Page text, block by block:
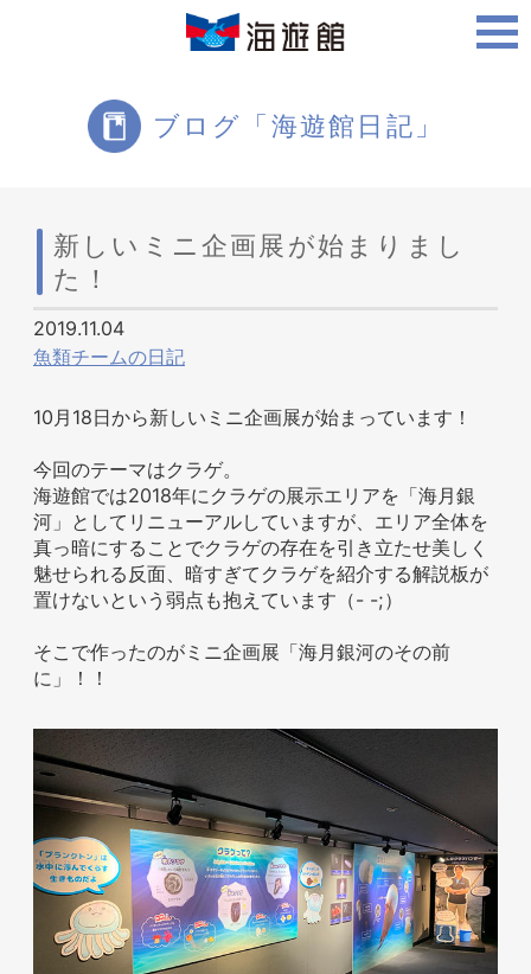
ブログ「海遊館日記」
新しいミニ企画展が始まりまし
た！
2019.11.04
魚類チームの日記
10月18日から新しいミニ企画展が始まっています！
今回のテーマはクラゲ。
海遊館では2018年にクラゲの展示エリアを「海月銀
河」としてリニューアルしていますが、エリア全体を
真っ暗にすることでクラゲの存在を引き立たせ美しく
魅せられる反面、暗すぎてクラゲを紹介する解説板が
置けないという弱点も抱えています（- -;）
そこで作ったのがミニ企画展「海月銀河のその前
に」！！
生きものを知る
周辺スポット
ホテル事業者様